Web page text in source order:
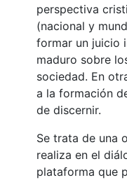
perspectiva
(nacional y
formar un juicio
maduro sobre
sociedad. En
a la formación
de discernir.
Se trata de una
realiza en el
plataforma que